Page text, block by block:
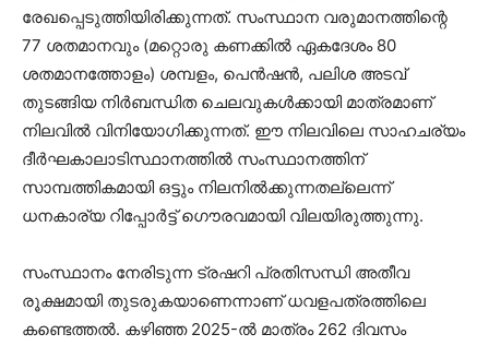
രേഖപ്പെടുത്തിയിരിക്കുന്നത്. സംസ്ഥാന വരുമാനത്തിന്റെ
77 ശതമാനവും (മറ്റൊരു കണക്കിൽ ഏകദേശം 80
ശതമാനത്തോളം) ശമ്പളം, പെൻഷൻ, പലിശ അടവ്
തുടങ്ങിയ നിർബന്ധിത ചെലവുകൾക്കായി മാത്രമാണ്
നിലവിൽ വിനിയോഗിക്കുന്നത്. ഈ നിലവിലെ സാഹചര്യം
ദീർഘകാലാടിസ്ഥാനത്തിൽ സംസ്ഥാനത്തിന്
സാമ്പത്തികമായി ഒട്ടും നിലനിൽക്കുന്നതല്ലെന്ന്
ധനകാര്യ റിപ്പോർട്ട് ഗൌരവമായി വിലയിരുത്തുന്നു.
സംസ്ഥാനം നേരിടുന്ന ട്രഷറി പ്രതിസന്ധി അതീവ
രൂക്ഷമായി തുടരുകയാണെന്നാണ് ധവളപത്രത്തിലെ
കണ്ടെത്തൽ. കഴിഞ്ഞ 2025-ൽ മാത്രം 262 ദിവസം